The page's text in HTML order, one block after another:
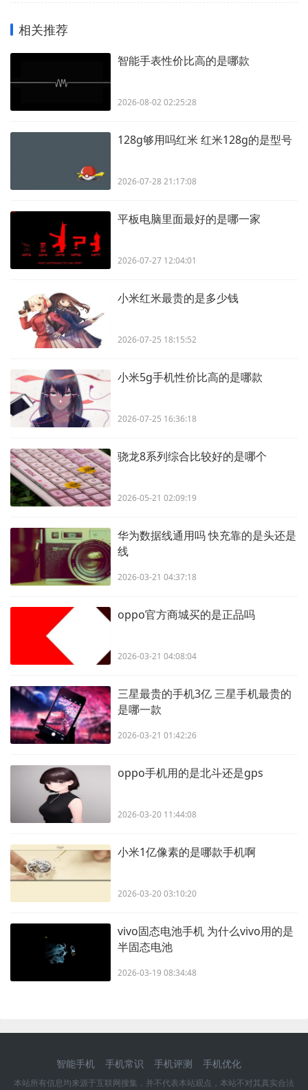
相关推荐
智能手表性价比高的是哪款
2026-08-02 02:25:28
128g够用吗红米 红米128g的是型号
2026-07-28 21:17:08
平板电脑里面最好的是哪一家
2026-07-27 12:04:01
小米红米最贵的是多少钱
2026-07-25 18:15:52
小米5g手机性价比高的是哪款
2026-07-25 16:36:18
骁龙8系列综合比较好的是哪个
2026-05-21 02:09:19
华为数据线通用吗 快充靠的是头还是
线
2026-03-21 04:37:18
oppo官方商城买的是正品吗
2026-03-21 04:08:04
三星最贵的手机3亿 三星手机最贵的
是哪一款
2026-03-21 01:42:26
oppo手机用的是北斗还是gps
2026-03-20 11:44:08
小米1亿像素的是哪款手机啊
2026-03-20 03:10:20
vivo固态电池手机 为什么vivo用的是
半固态电池
2026-03-19 08:34:48
智能手机 手机常识 手机评测 手机优化
本站所有信息均来源于互联网搜集，并不代表本站观点，本站不对其真实合法